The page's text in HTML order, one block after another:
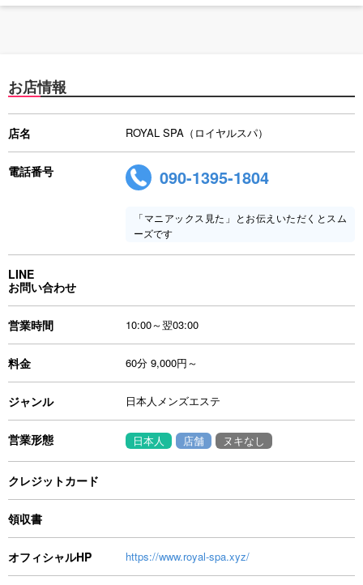
お店情報
店名 ROYAL SPA（ロイヤルスパ）
電話番号 090-1395-1804
「マニアックス見た」とお伝えいただくとスム
ーズです
LINE
お問い合わせ
営業時間 10:00～翌03:00
料金 60分 9,000円～
ジャンル 日本人メンズエステ
営業形態 日本人 店舗 ヌキなし
クレジットカード
領収書
オフィシャルHP https://www.royal-spa.xyz/